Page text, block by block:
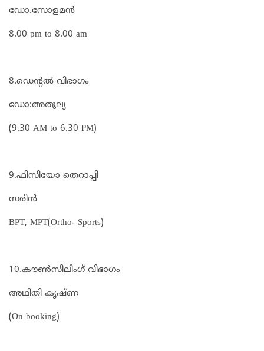
ഡോ.സോളമൻ
8.00 pm to 8.00 am
8.ഡെന്റൽ വിഭാഗം
ഡോ:അതുല്യ
(9.30 AM to 6.30 PM)
9.ഫിസിയോ തെറാപ്പി
സരിൻ
BPT, MPT(Ortho- Sports)
10.കൗൺസിലിംഗ് വിഭാഗം
അഥിതി കൃഷ്ണ
(On booking)